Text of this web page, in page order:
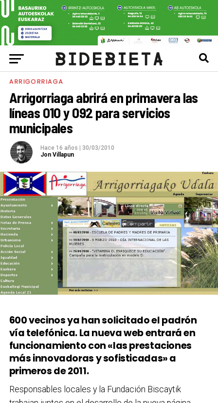
ARRIGORRIAGA
Arrigorriaga abrirá en primavera las
líneas 010 y 092 para servicios
municipales
Hace 16 años
30/03/2010
Jon Villapun
600 vecinos ya han solicitado el padrón
vía telefónica. La nueva web entrará en
funcionamiento con «las prestaciones
más innovadoras y sofisticadas» a
primeros de 2011.
Responsables locales y la Fundación Biscaytik